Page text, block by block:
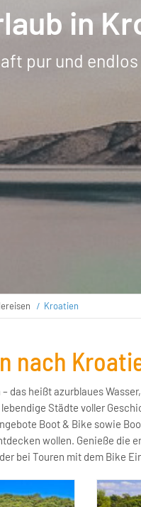
in
pur und
Kroatien
nach
das heißt azurblaues
Städte voller
Boot & Bike sowie
wollen. Genieße die
bei Touren mit dem Bike
Oder begleite uns in ein
und Split sowie Ausflüge